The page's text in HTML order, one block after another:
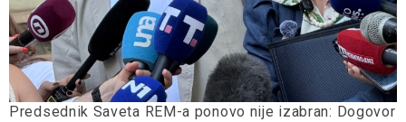
Predsednik Saveta REM-a ponovo nije izabran: Dogovor